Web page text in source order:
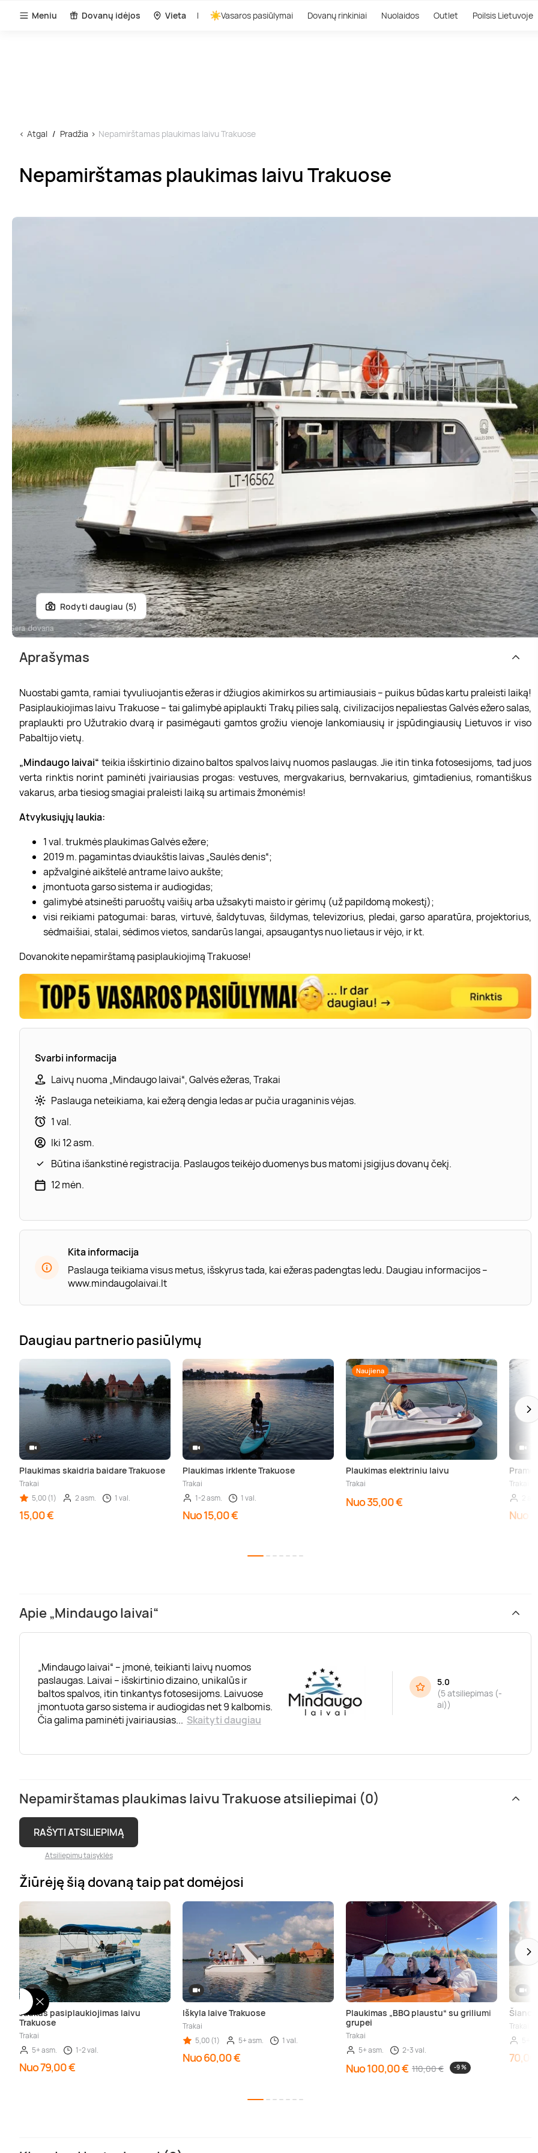
Meniu Dovanų idėjos Vieta Vasaros pasiūlymai Dovanų rinkiniai Nuolaidos Outlet Poilsis Lietuvoje
Atgal Pradžia Nepamirštamas plaukimas laivu Trakuose
Nepamirštamas plaukimas laivu Trakuose
Rodyti daugiau (5)
Aprašymas
Nuostabi gamta, ramiai tyvuliuojantis ežeras ir džiugios akimirkos su artimiausiais – puikus būdas kartu praleisti laiką!
Pasiplaukiojimas laivu Trakuose – tai galimybė apiplaukti Trakų pilies salą, civilizacijos nepaliestas Galvės ežero salas,
praplaukti pro Užutrakio dvarą ir pasimėgauti gamtos grožiu vienoje lankomiausių ir įspūdingiausių Lietuvos ir viso
Pabaltijo vietų.
„Mindaugo laivai“ teikia išskirtinio dizaino baltos spalvos laivų nuomos paslaugas. Jie itin tinka fotosesijoms, tad juos
verta rinktis norint paminėti įvairiausias progas: vestuves, mergvakarius, bernvakarius, gimtadienius, romantiškus
vakarus, arba tiesiog smagiai praleisti laiką su artimais žmonėmis!
Atvykusiųjų laukia:
1 val. trukmės plaukimas Galvės ežere;
2019 m. pagamintas dviaukštis laivas „Saulės denis“;
apžvalginė aikštelė antrame laivo aukšte;
įmontuota garso sistema ir audiogidas;
galimybė atsinešti paruoštų vaišių arba užsakyti maisto ir gėrimų (už papildomą mokestį);
visi reikiami patogumai: baras, virtuvė, šaldytuvas, šildymas, televizorius, pledai, garso aparatūra, projektorius,
sėdmaišiai, stalai, sėdimos vietos, sandarūs langai, apsaugantys nuo lietaus ir vėjo, ir kt.
Dovanokite nepamirštamą pasiplaukiojimą Trakuose!
Svarbi informacija
Laivų nuoma „Mindaugo laivai“, Galvės ežeras, Trakai
Paslauga neteikiama, kai ežerą dengia ledas ar pučia uraganinis vėjas.
1 val.
Iki 12 asm.
Būtina išankstinė registracija. Paslaugos teikėjo duomenys bus matomi įsigijus dovanų čekį.
12 mėn.
Kita informacija
Paslauga teikiama visus metus, išskyrus tada, kai ežeras padengtas ledu. Daugiau informacijos –
www.mindaugolaivai.lt
Daugiau partnerio pasiūlymų
Plaukimas skaidria baidare Trakuose
Trakai
5,00 (1)
2 asm. 1 val.
15,00 €
Plaukimas irklente Trakuose
Trakai
1-2 asm.
1 val.
Nuo 15,00 €
Naujiena
Plaukimas elektriniu laivu
Trakai
Nuo 35,00 €
Trakai
Nuo
Apie „Mindaugo laivai“
„Mindaugo laivai“ – įmonė, teikianti laivų nuomos
paslaugas. Laivai – išskirtinio dizaino, unikalūs ir
baltos spalvos, itin tinkantys fotosesijoms. Laivuose
įmontuota garso sistema ir audiogidas net 9 kalbomis.
Čia galima paminėti įvairiausias... Skaityti daugiau
5.0
(5 atsiliepimas (-
ai))
Nepamirštamas plaukimas laivu Trakuose atsiliepimai (0)
RAŠYTI ATSILIEPIMĄ
Atsiliepimų taisyklės
Žiūrėję šią dovaną taip pat domėjosi
Jaukus pasiplaukiojimas laivu
Trakuose
Trakai
5+ asm.
1-2 val.
Nuo 79,00 €
Iškyla laive Trakuose
Trakai
5,00 (1)
5+ asm. 1 val.
Nuo 60,00 €
Plaukimas „BBQ plaustu“ su griliumi
grupei
Trakai
5+ asm.
2-3 val.
Nuo 100,00 € 110,00 € -9 %
Trakai
70,00 €